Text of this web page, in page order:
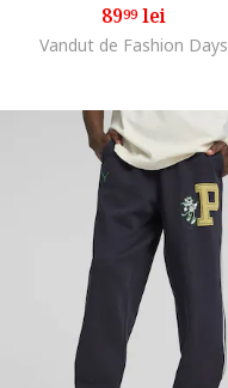
8999lei
Vandut de Fashion Days